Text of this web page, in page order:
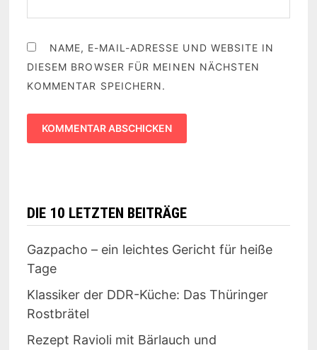
NAME, E-MAIL-ADRESSE UND WEBSITE IN
DIESEM BROWSER FÜR MEINEN NÄCHSTEN
KOMMENTAR SPEICHERN.
DIE 10 LETZTEN BEITRÄGE
Gazpacho – ein leichtes Gericht für heiße
Tage
Klassiker der DDR-Küche: Das Thüringer
Rostbrätel
Rezept Ravioli mit Bärlauch und